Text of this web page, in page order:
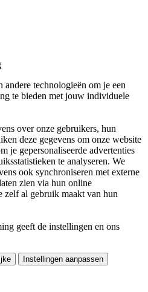
technologieën om je een
te bieden met jouw individuele
over onze gebruikers, hun
deze gegevens om onze website
je gepersonaliseerde advertenties
te analyseren. We
ook synchroniseren met externe
zien via hun online
zelf al gebruik maakt van hun
geeft de instellingen en ons
Instellingen aanpassen